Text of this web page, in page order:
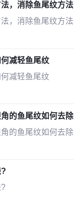
，消除鱼尾纹方法
，消除鱼尾纹方法
减轻鱼尾纹
减轻鱼尾纹
的鱼尾纹如何去除
的鱼尾纹如何去除